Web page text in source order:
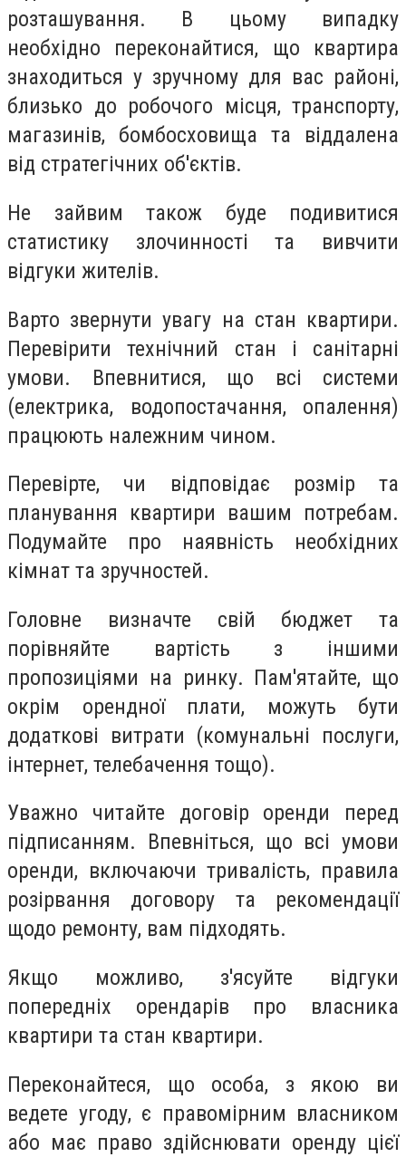
розташування. В цьому випадку
необхідно переконайтися, що квартира
знаходиться у зручному для вас районі,
близько до робочого місця, транспорту,
магазинів, бомбосховища та віддалена
від стратегічних об'єктів.
Не зайвим також буде подивитися
статистику злочинності та вивчити
відгуки жителів.
Варто звернути увагу на стан квартири.
Перевірити технічний стан і санітарні
умови. Впевнитися, що всі системи
(електрика, водопостачання, опалення)
працюють належним чином.
Перевірте, чи відповідає розмір та
планування квартири вашим потребам.
Подумайте про наявність необхідних
кімнат та зручностей.
Головне визначте свій бюджет та
порівняйте вартість з іншими
пропозиціями на ринку. Пам'ятайте, що
окрім орендної плати, можуть бути
додаткові витрати (комунальні послуги,
інтернет, телебачення тощо).
Уважно читайте договір оренди перед
підписанням. Впевніться, що всі умови
оренди, включаючи тривалість, правила
розірвання договору та рекомендації
щодо ремонту, вам підходять.
Якщо можливо, з'ясуйте відгуки
попередніх орендарів про власника
квартири та стан квартири.
Переконайтеся, що особа, з якою ви
ведете угоду, є правомірним власником
або має право здійснювати оренду цієї